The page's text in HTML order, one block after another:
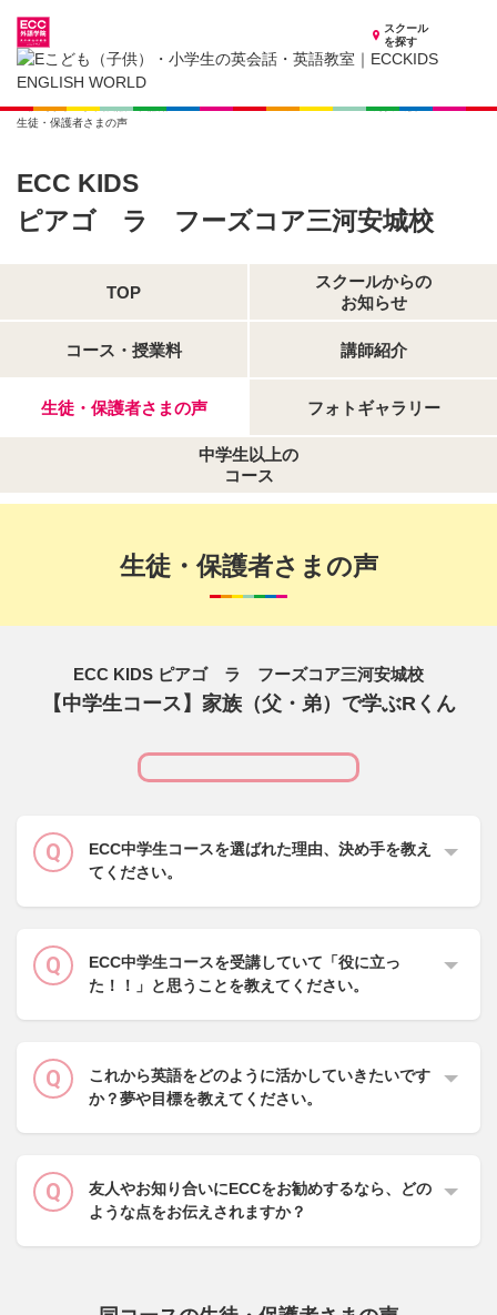
スクール
を探す
愛知県の子供英会話・英語教室
子供（小学生）英会話・英語教室 ECCKIDS ピアゴ ラ フーズコア三河安城校
生徒・保護者さまの声
ECC KIDS
ピアゴ ラ フーズコア三河安城校
TOP
スクールからの
お知らせ
コース・授業料 講師紹介
生徒・保護者さまの声 フォトギャラリー
中学生以上の
コース
生徒・保護者さまの声
ECC KIDS ピアゴ ラ フーズコア三河安城校
【中学生コース】家族（父・弟）で学ぶRくん
ECC中学生コースを選ばれた理由、決め手を教え
てください。
ECC中学生コースを受講していて「役に立っ
た！！」と思うことを教えてください。
これから英語をどのように活かしていきたいです
か？夢や目標を教えてください。
友人やお知り合いにECCをお勧めするなら、どの
ような点をお伝えされますか？